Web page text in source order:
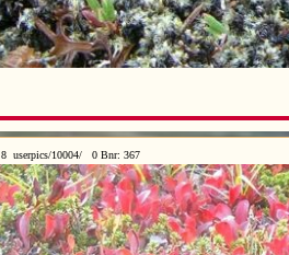
8 userpics/10004/ 0 Bnr: 367